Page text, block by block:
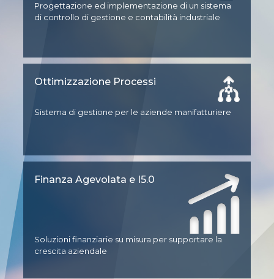
Progettazione ed implementazione di un sistema
di controllo di gestione e contabilità industriale
Ottimizzazione Processi
Sistema di gestione per le aziende manifatturiere
Finanza Agevolata e I5.0
Soluzioni finanziarie su misura per supportare la
crescita aziendale